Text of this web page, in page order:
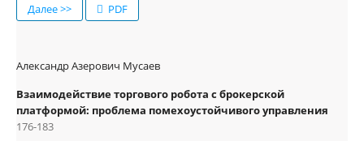
Далее >> PDF
Александр Азерович Мусаев
Взаимодействие торгового робота с брокерской
платформой: проблема помехоустойчивого управления
176-183